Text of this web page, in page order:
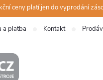
ceny platí jen do vyprodání
a platba Kontakt